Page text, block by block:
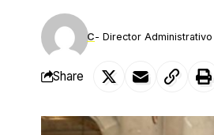
C- Director Administrativo
Share